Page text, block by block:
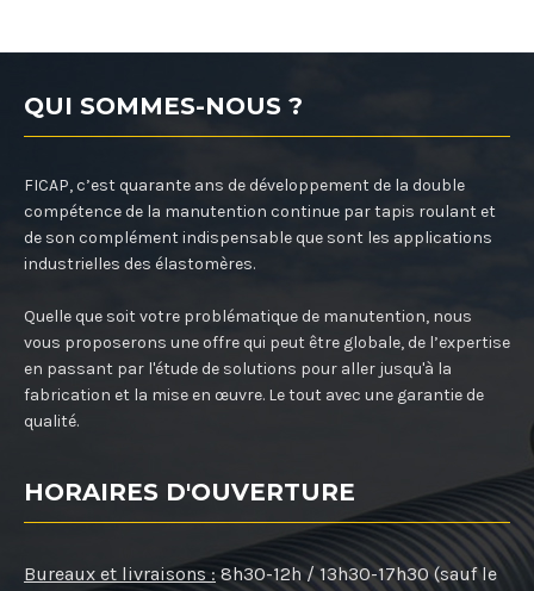
QUI SOMMES-NOUS ?
FICAP, c’est quarante ans de développement de la double
compétence de la manutention continue par tapis roulant et
de son complément indispensable que sont les applications
industrielles des élastomères.
Quelle que soit votre problématique de manutention, nous
vous proposerons une offre qui peut être globale, de l’expertise
en passant par l'étude de solutions pour aller jusqu'à la
fabrication et la mise en œuvre. Le tout avec une garantie de
qualité.
HORAIRES D'OUVERTURE
Bureaux et livraisons : 8h30-12h / 13h30-17h30 (sauf le